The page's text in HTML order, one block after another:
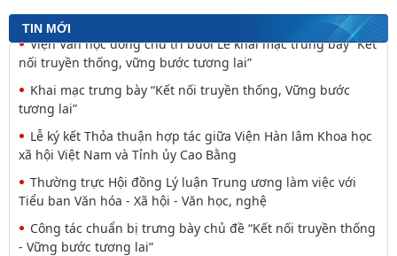
TIN MỚI
nguyên tắc tâm linh (Một khía cạnh của mã văn hóa
Viện Văn học đồng chủ trì buổi Lễ khai mạc trưng bày “Kết
nối truyền thống, vững bước tương lai”
Khai mạc trưng bày “Kết nối truyền thống, Vững bước
tương lai”
Lễ ký kết Thỏa thuận hợp tác giữa Viện Hàn lâm Khoa học
xã hội Việt Nam và Tỉnh ủy Cao Bằng
Thường trực Hội đồng Lý luận Trung ương làm việc với
Tiểu ban Văn hóa - Xã hội - Văn học, nghệ
Công tác chuẩn bị trưng bày chủ đề “Kết nối truyền thống
- Vững bước tương lai”